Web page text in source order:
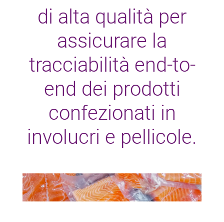
di alta qualità per
assicurare la
tracciabilità end-to-
end dei prodotti
confezionati in
involucri e pellicole.